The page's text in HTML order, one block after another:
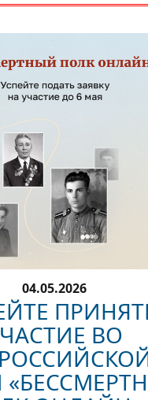
04.05.2026
ВО